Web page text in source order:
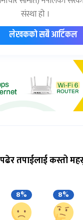
संस्था हो ।
लेखकको सबै आर्टिकल
तपाईलाई कस्तो
8% 8%